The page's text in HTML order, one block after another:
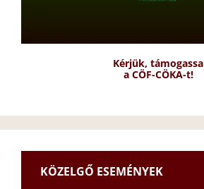
Kérjük, támogassa
a CÖF-CÖKA-t!
KÖZELGŐ ESEMÉNYEK